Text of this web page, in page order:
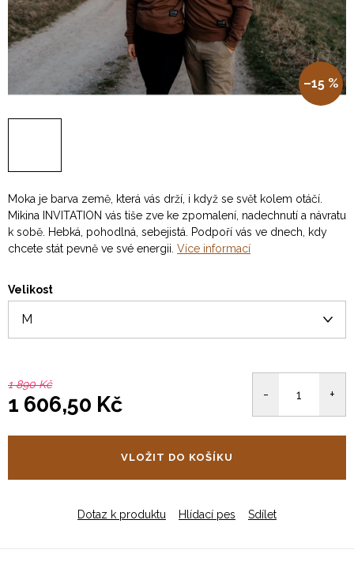
–15 %
Moka je barva země, která vás drží, i když se svět kolem otáčí.
Mikina INVITATION vás tiše zve ke zpomalení, nadechnutí a návratu
k sobě. Hebká, pohodlná, sebejistá. Podpoří vás ve dnech, kdy
chcete stát pevně ve své energii. Více informací
Velikost
1 890 Kč
1 606,50 Kč
VLOŽIT DO KOŠÍKU
Dotaz k produktu Hlídací pes Sdílet